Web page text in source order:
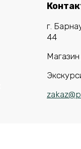
г.
44